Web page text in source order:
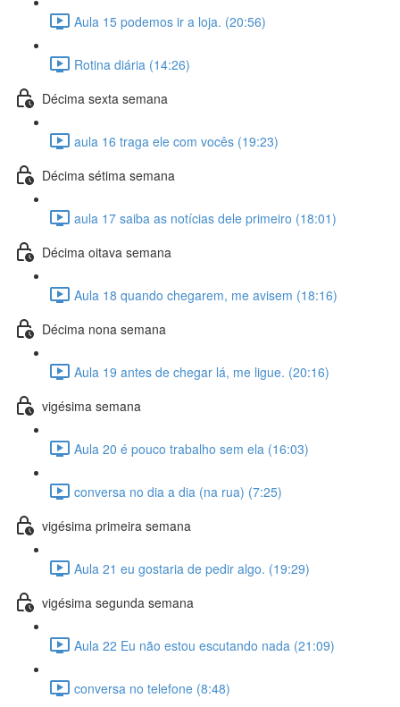
Aula 15 podemos ir a loja. (20:56)
Rotina diária (14:26)
Décima sexta semana
aula 16 traga ele com vocês (19:23)
Décima sétima semana
aula 17 saiba as notícias dele primeiro (18:01)
Décima oitava semana
Aula 18 quando chegarem, me avisem (18:16)
Décima nona semana
Aula 19 antes de chegar lá, me ligue. (20:16)
vigésima semana
Aula 20 é pouco trabalho sem ela (16:03)
conversa no dia a dia (na rua) (7:25)
vigésima primeira semana
Aula 21 eu gostaria de pedir algo. (19:29)
vigésima segunda semana
Aula 22 Eu não estou escutando nada (21:09)
conversa no telefone (8:48)